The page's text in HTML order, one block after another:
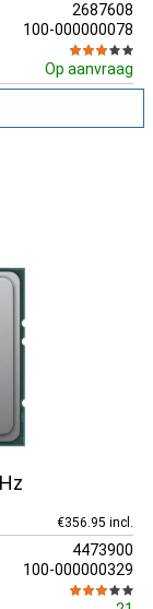
2687608
100-000000078
Op aanvraag
€356.95 incl.
4473900
100-000000329